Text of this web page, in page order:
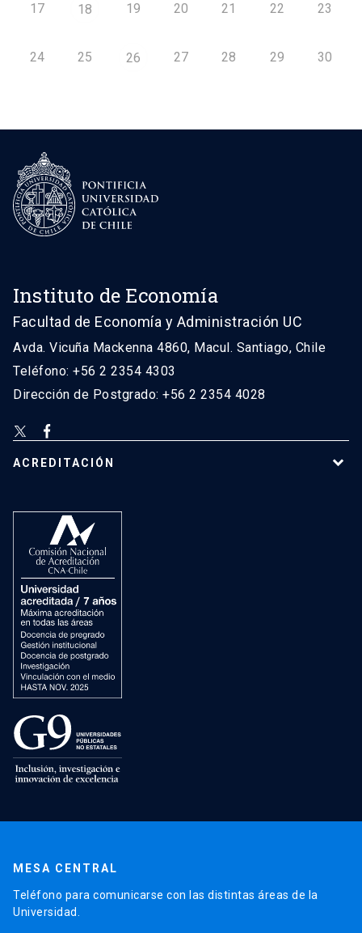
17 18 19 20 21 22 23
24 25 26 27 28 29 30
Instituto de Economía
Facultad de Economía y Administración UC
Avda. Vicuña Mackenna 4860, Macul. Santiago, Chile
Teléfono: +56 2 2354 4303
Dirección de Postgrado: +56 2 2354 4028
ACREDITACIÓN
MESA CENTRAL
Teléfono para comunicarse con las distintas áreas de la
Universidad.